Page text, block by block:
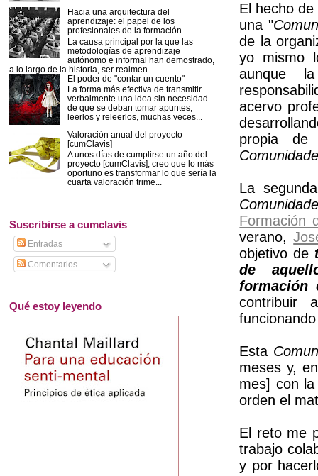
El hecho
una "
de la
yo mismo
aunque
acervo
propia de
La
Formación
verano,
objetivo de
de
formación
contribuir
Esta
meses y,
mes] con
orden el
El reto me
trabajo
y por
Hacia una arquitectura del
aprendizaje: el papel de los
profesionales de la formación
La causa principal por la que las
metodologías de aprendizaje
autónomo e informal han demostrado,
a lo largo de la historia, ser realmen...
El poder de "contar un cuento"
La forma más efectiva de transmitir
verbalmente una idea sin necesidad
de que se deban tomar apuntes,
leerlos y releerlos, muchas veces...
Valoración anual del proyecto
[cumClavis]
A unos días de cumplirse un año del
proyecto [cumClavis], creo que lo más
oportuno es transformar lo que sería la
cuarta valoración trime...
Suscribirse a cumclavis
Entradas
Comentarios
Qué estoy leyendo